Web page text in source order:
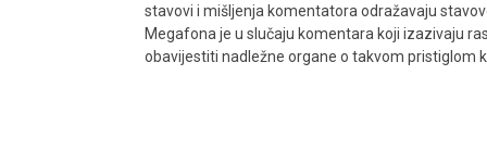
stavovi i mišljenja komentatora odražavaju
Megafona je u slučaju komentara koji izazivaju
obavijestiti nadležne organe o takvom pristiglom